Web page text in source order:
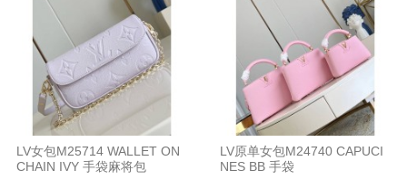
LV女包M25714 WALLET ON
CHAIN IVY 手袋麻将包
LV原单女包M24740 CAPUCI
NES BB 手袋